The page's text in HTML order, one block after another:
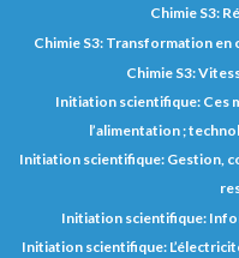
Chimie S3:
Chimie S3: Transformation en
Chimie S3:
Initiation scientifique: Ces
l’alimentation ;
Initiation scientifique: Gestion,
Initiation scientifique:
Initiation scientifique: